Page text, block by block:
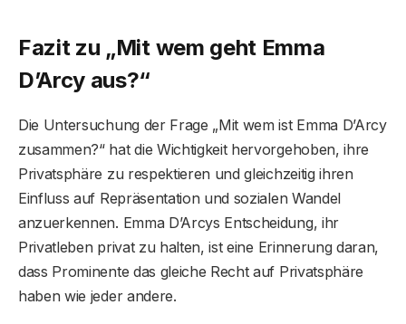
Fazit zu „Mit wem geht Emma
D’Arcy aus?“
Die Untersuchung der Frage „Mit wem ist Emma D’Arcy
zusammen?“ hat die Wichtigkeit hervorgehoben, ihre
Privatsphäre zu respektieren und gleichzeitig ihren
Einfluss auf Repräsentation und sozialen Wandel
anzuerkennen. Emma D’Arcys Entscheidung, ihr
Privatleben privat zu halten, ist eine Erinnerung daran,
dass Prominente das gleiche Recht auf Privatsphäre
haben wie jeder andere.